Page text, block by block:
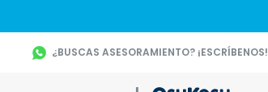
¿BUSCAS ASESORAMIENTO? ¡ESCRÍBENOS!